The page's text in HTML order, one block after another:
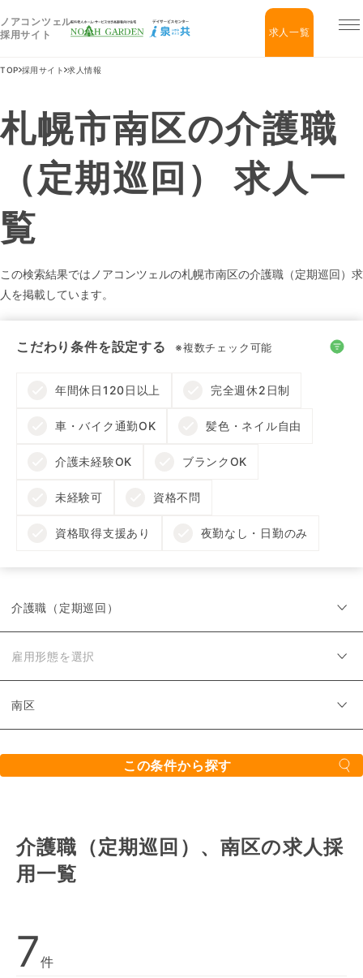
ノアコンツェル
採用サイト
福祉住宅NOAH GARDEN
求人一覧
TOP 採用サイト 求人情報
札幌市南区の介護職
（定期巡回） 求人一
覧
この検索結果ではノアコンツェルの札幌市南区の介護職（定期巡回）求
人を掲載しています。
こだわり条件を設定する ※複数チェック可能
年間休日120日以上 完全週休2日制
車・バイク通勤OK 髪色・ネイル自由
介護未経験OK ブランクOK
未経験可 資格不問
資格取得支援あり 夜勤なし・日勤のみ
介護職（定期巡回）
雇用形態を選択
南区
この条件から探す
介護職（定期巡回）、南区の求人採
用一覧
7件